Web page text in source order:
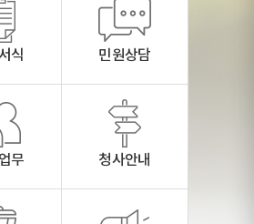
식 민원상담
무 청사안내